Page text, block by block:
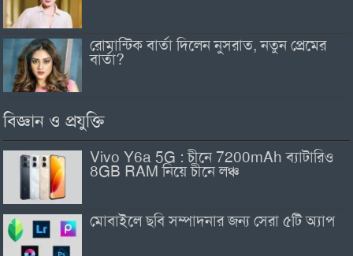
রোমান্টিক বার্তা দিলেন নুসরাত, নতুন প্রেমের
বার্তা?
বিজ্ঞান ও প্রযুক্তি
Vivo Y6a 5G : চীনে 7200mAh ব্যাটারিও
8GB RAM নিয়ে চীনে লঞ্চ
মোবাইলে ছবি সম্পাদনার জন্য সেরা ৫টি অ্যাপ